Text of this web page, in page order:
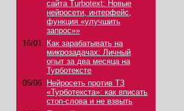
сайта Turbotext: Новые
нейросети, интерфейс,
функция «улучшить
запрос»»
16/01
Как зарабатывать на
микрозадачах: Личный
опыт за два месяца на
Турботексте
05/06
Нейросеть против ТЗ
«Турботекста»: как вписать
стоп-слова и не взвыть